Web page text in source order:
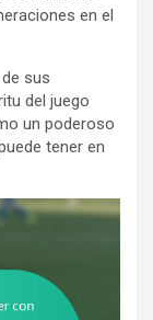
en el
sus
del juego
un poderoso
tener en